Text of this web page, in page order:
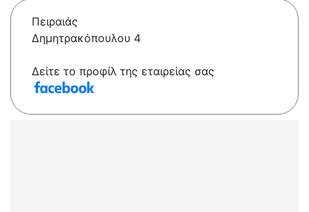
Πειραιάς
Δημητρακόπουλου 4
Δείτε το προφίλ της εταιρείας σας